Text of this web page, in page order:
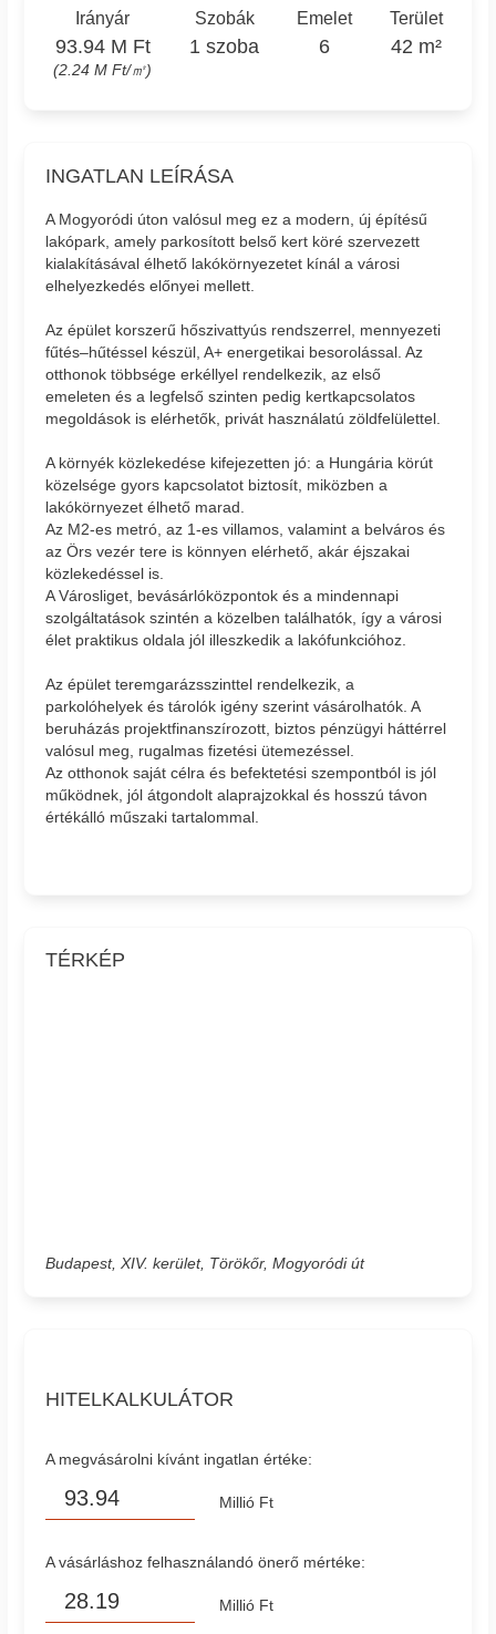
Irányár
93.94 M Ft
(2.24 M Ft/㎡)
Szobák
1 szoba
Emelet
6
Terület
42 m²
INGATLAN LEÍRÁSA
A Mogyoródi úton valósul meg ez a modern, új építésű
lakópark, amely parkosított belső kert köré szervezett
kialakításával élhető lakókörnyezetet kínál a városi
elhelyezkedés előnyei mellett.
Az épület korszerű hőszivattyús rendszerrel, mennyezeti
fűtés–hűtéssel készül, A+ energetikai besorolással. Az
otthonok többsége erkéllyel rendelkezik, az első
emeleten és a legfelső szinten pedig kertkapcsolatos
megoldások is elérhetők, privát használatú zöldfelülettel.
A környék közlekedése kifejezetten jó: a Hungária körút
közelsége gyors kapcsolatot biztosít, miközben a
lakókörnyezet élhető marad.
Az M2-es metró, az 1-es villamos, valamint a belváros és
az Örs vezér tere is könnyen elérhető, akár éjszakai
közlekedéssel is.
A Városliget, bevásárlóközpontok és a mindennapi
szolgáltatások szintén a közelben találhatók, így a városi
élet praktikus oldala jól illeszkedik a lakófunkcióhoz.
Az épület teremgarázsszinttel rendelkezik, a
parkolóhelyek és tárolók igény szerint vásárolhatók. A
beruházás projektfinanszírozott, biztos pénzügyi háttérrel
valósul meg, rugalmas fizetési ütemezéssel.
Az otthonok saját célra és befektetési szempontból is jól
működnek, jól átgondolt alaprajzokkal és hosszú távon
értékálló műszaki tartalommal.
TÉRKÉP
Budapest, XIV. kerület, Törökőr, Mogyoródi út
HITELKALKULÁTOR
A megvásárolni kívánt ingatlan értéke:
Millió Ft
A vásárláshoz felhasználandó önerő mértéke:
Millió Ft